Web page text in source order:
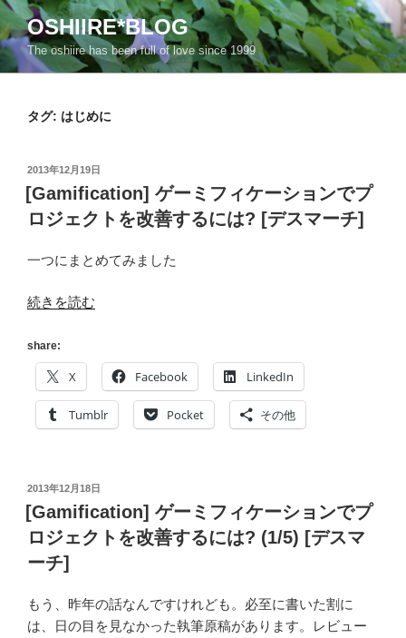
コ
ン
テ
ン
OSHIIRE*BLOG
The oshiire has been full of love since 1999
タグ: はじめに
投
稿
日:
2013年12月19日
[Gamification] ゲーミフィケーションでプ
ロジェクトを改善するには? [デスマーチ]
一つにまとめてみました
“[Gamification]
ー
ミ
フ
ケ
ョ
ン
で
プ
ジ
ェ
続きを読む
share:
X Facebook LinkedIn
Tumblr Pocket その他
投
稿
日:
2013年12月18日
[Gamification] ゲーミフィケーションでプ
ロジェクトを改善するには? (1/5) [デスマ
ーチ]
もう、昨年の話なんですけれども。必至に書いた割に
は、日の目を見なかった執筆原稿があります。レビュー